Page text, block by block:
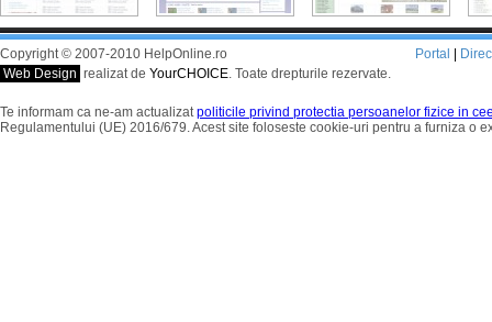
Copyright © 2007-2010 HelpOnline.ro
Web Design realizat de YourCHOICE. Toate drepturile rezervate.
Portal
Te informam ca ne-am actualizatpoliticile privind protectia persoanelor fizice in
Regulamentului (UE) 2016/679. Acest site foloseste cookie-uri pentru a furniza o